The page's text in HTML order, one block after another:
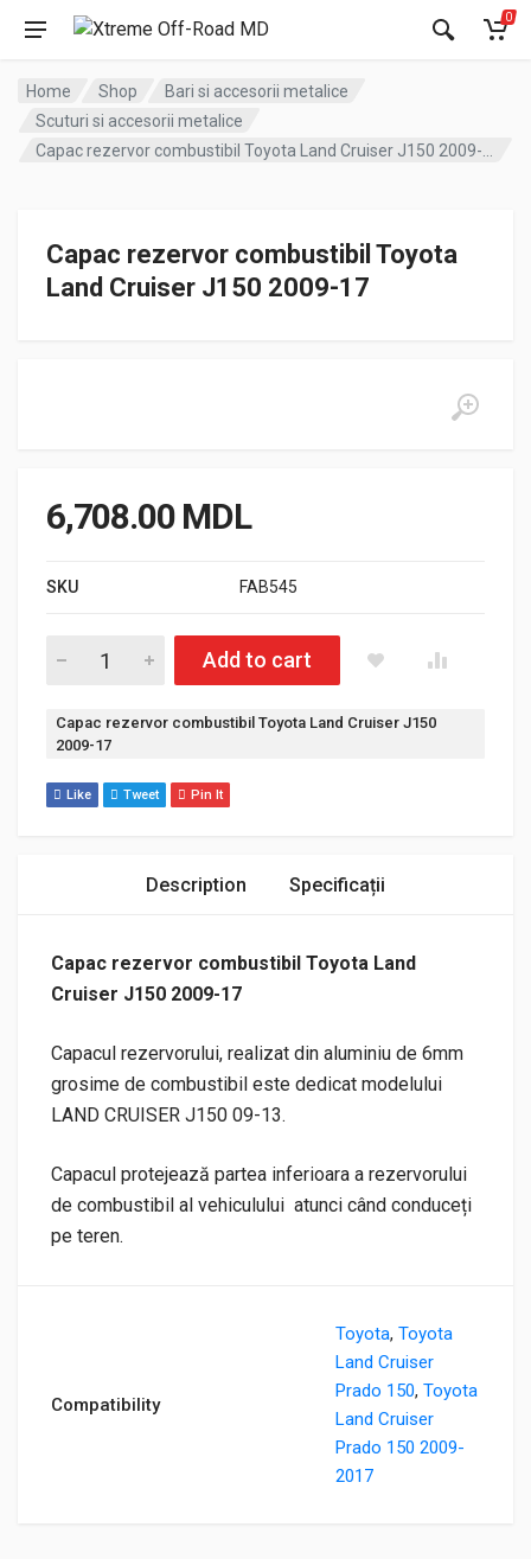
0
Home Shop
Bari si accesorii metalice
Scuturi si accesorii metalice
Capac rezervor combustibil Toyota
Land Cruiser J150 2009-17
6,708.00 MDL
SKU FAB545
Cantitate Capac rezervor combustibil Toyota Land Cruiser
Add to cart
Etichetă:
Capac rezervor combustibil Toyota Land Cruiser J150
2009-17
Like Tweet Pin It
Description Specificații
Capac rezervor combustibil Toyota Land
Cruiser J150 2009-17
Capacul rezervorului, realizat din aluminiu de 6mm
grosime de combustibil este dedicat modelului
LAND CRUISER J150 09-13.
Capacul protejează partea inferioara a rezervorului
de combustibil al vehiculului atunci când conduceți
pe teren.
Compatibility
Toyota, Toyota
Land Cruiser
Prado 150, Toyota
Land Cruiser
Prado 150 2009-
2017